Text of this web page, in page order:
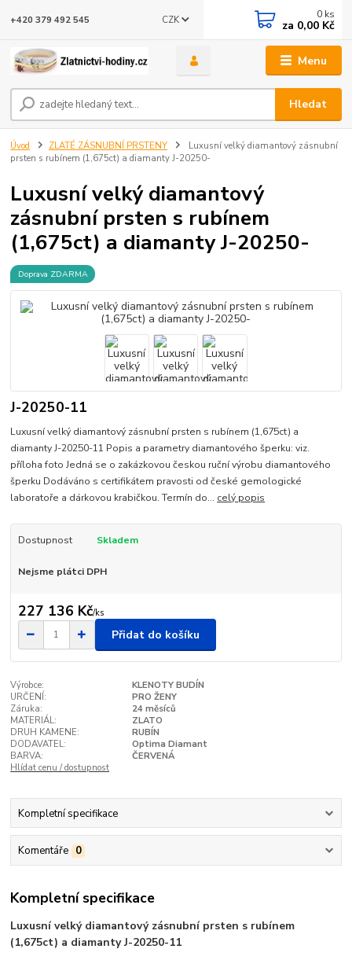
Menu
CZK
Hledat
+420 379 492 545 0 ks
za 0,00 Kč
Úvod ZLATÉ ZÁSNUBNÍ PRSTENY
Luxusní velký diamantový zásnubní
prsten s rubínem (1,675ct) a diamanty J-20250-
Luxusní velký diamantový
zásnubní prsten s rubínem
(1,675ct) a diamanty J-20250-
Doprava ZDARMA
J-20250-11
Luxusní velký diamantový zásnubní prsten s rubínem (1,675ct) a
diamanty J-20250-11 Popis a parametry diamantového šperku: viz.
příloha foto Jedná se o zakázkovou českou ruční výrobu diamantového
šperku Dodáváno s certifikátem pravosti od české gemologické
laboratoře a dárkovou krabičkou. Termín do... celý popis
Dostupnost Skladem
Nejsme plátci DPH
227 136 Kč/ks
Přidat do košíku
Výrobce:
KLENOTY BUDÍN
URČENÍ:
PRO ŽENY
Záruka:
24 měsíců
MATERIÁL:
ZLATO
DRUH KAMENE:
RUBÍN
DODAVATEL:
Optima Diamant
BARVA:
ČERVENÁ
Hlídat cenu / dostupnost
Kompletní specifikace
Komentáře 0
Kompletní specifikace
Luxusní velký diamantový zásnubní prsten s rubínem
(1,675ct) a diamanty J-20250-11